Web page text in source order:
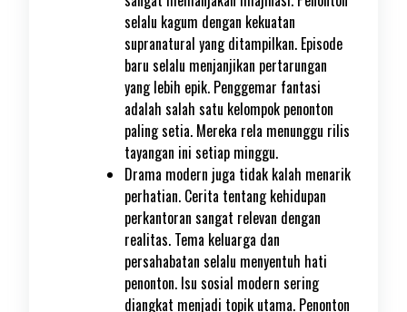
selalu kagum dengan kekuatan
supranatural yang ditampilkan. Episode
baru selalu menjanjikan pertarungan
yang lebih epik. Penggemar fantasi
adalah salah satu kelompok penonton
paling setia. Mereka rela menunggu rilis
tayangan ini setiap minggu.
Drama modern juga tidak kalah menarik
perhatian. Cerita tentang kehidupan
perkantoran sangat relevan dengan
realitas. Tema keluarga dan
persahabatan selalu menyentuh hati
penonton. Isu sosial modern sering
diangkat menjadi topik utama. Penonton